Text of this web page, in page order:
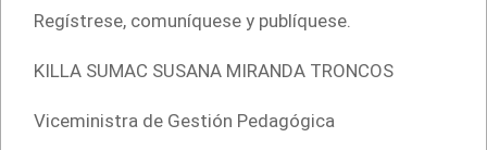
Regístrese, comuníquese y publíquese.
KILLA SUMAC SUSANA MIRANDA TRONCOS
Viceministra de Gestión Pedagógica